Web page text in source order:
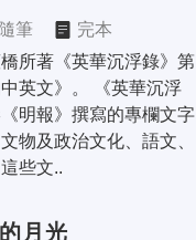
筆
完本
所著《英華沉浮錄》第
英文》。 《英華沉浮
明報》撰寫的專欄文字
物及政治文化、語文、
些文..
月光